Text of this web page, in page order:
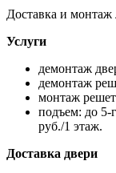
Доставка и
Услуги
демонтаж
демонтаж
монтаж
подъем: до 5-
руб./1 этаж.
Доставка двери